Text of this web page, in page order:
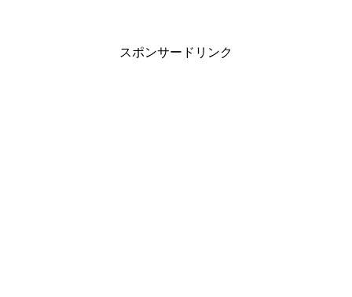
スポンサードリンク